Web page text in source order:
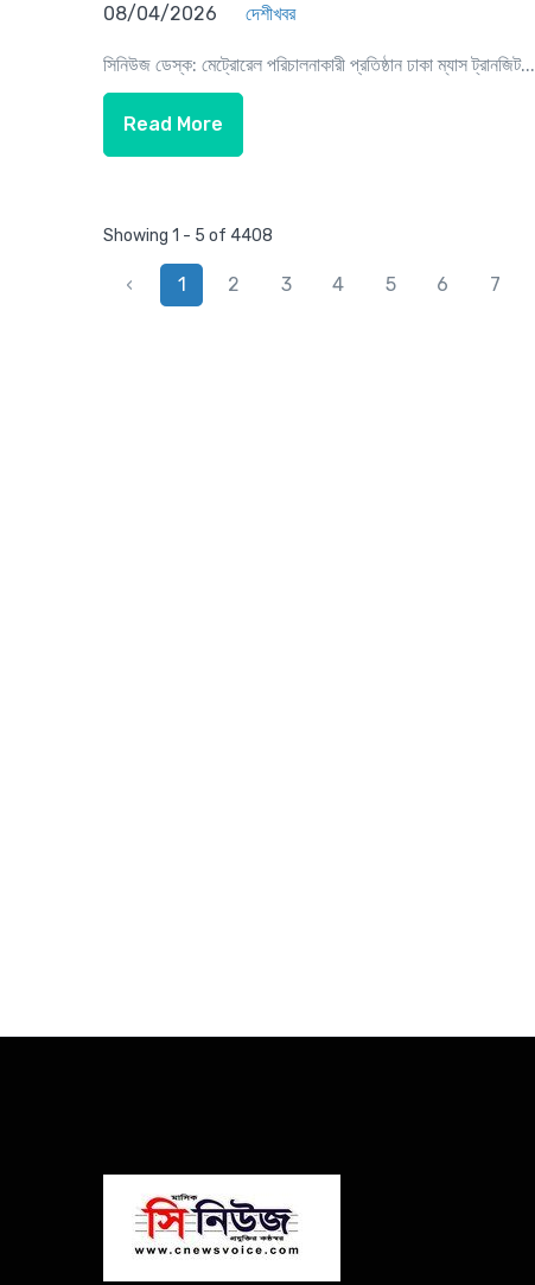
08/04/2026 দেশীখবর
সিনিউজ ডেস্ক: মেট্রোরেল পরিচালনাকারী প্রতিষ্ঠান ঢাকা ম্যাস ট্রানজিট...
Read More
Showing 1 - 5 of 4408
‹ 1 2 3 4 5 6 7